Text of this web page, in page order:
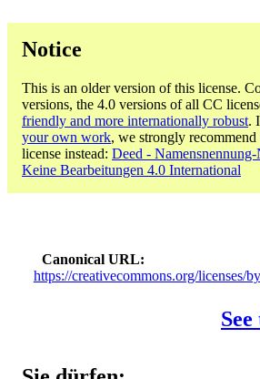
Notice
This is an older version of this license.
versions, the 4.0 versions of all CC
friendly and more internationally robust.
your own work, we strongly
license instead: Deed -
Keine Bearbeitungen 4.0 International
Canonical URL
https://creativecommons.org/licenses/